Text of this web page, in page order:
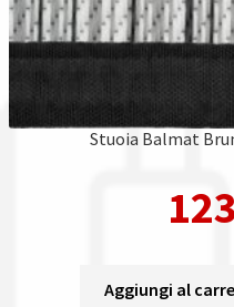
Stuoia Balmat
Aggiungi al